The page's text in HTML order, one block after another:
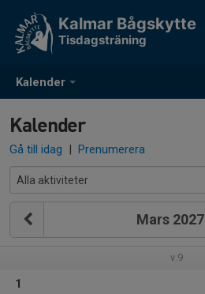
Kalender
Kalmar Bågskytte
Tisdagsträning
Kalender
Gå till idag | Prenumerera
Mars 2027
v.9
1